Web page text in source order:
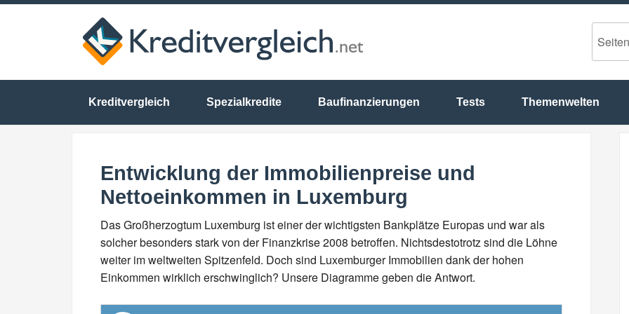
Kreditvergleich Spezialkredite Baufinanzierungen Tests Themenwelten
Entwicklung der Immobilienpreise und
Nettoeinkommen in Luxemburg
Das Großherzogtum Luxemburg ist einer der wichtigsten Bankplätze Europas und war als
solcher besonders stark von der Finanzkrise 2008 betroffen. Nichtsdestotrotz sind die Löhne
weiter im weltweiten Spitzenfeld. Doch sind Luxemburger Immobilien dank der hohen
Einkommen wirklich erschwinglich? Unsere Diagramme geben die Antwort.